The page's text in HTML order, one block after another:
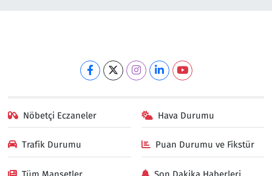
Nöbetçi Eczaneler Hava Durumu
Trafik Durumu Puan Durumu ve Fikstür